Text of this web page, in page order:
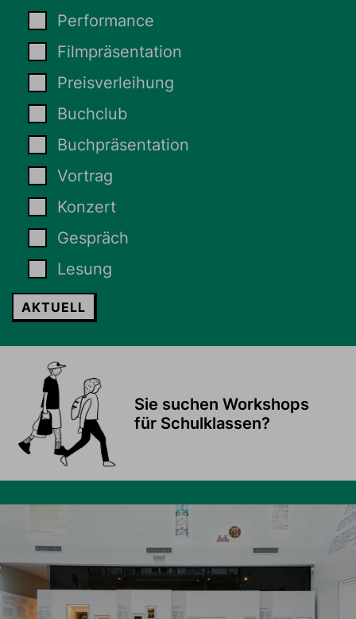
Performance
Filmpräsentation
Preisverleihung
Buchclub
Buchpräsentation
Vortrag
Konzert
Gespräch
Lesung
AKTUELL
Sie suchen Workshops
für Schulklassen?